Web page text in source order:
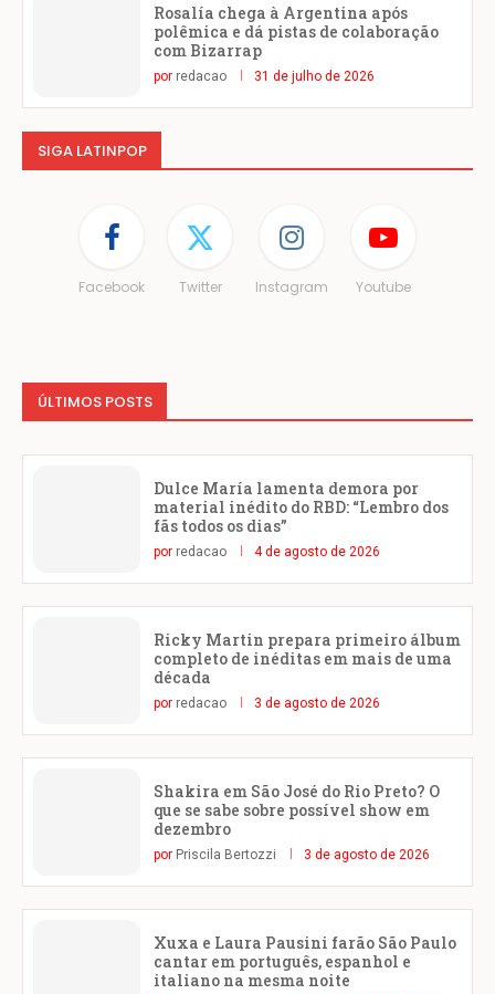
Rosalía chega à Argentina após
polêmica e dá pistas de colaboração
com Bizarrap
por redacao 31 de julho de 2026
SIGA LATINPOP
Facebook Twitter Instagram Youtube
ÚLTIMOS POSTS
Dulce María lamenta demora por
material inédito do RBD: “Lembro dos
fãs todos os dias”
por redacao 4 de agosto de 2026
Ricky Martin prepara primeiro álbum
completo de inéditas em mais de uma
década
por redacao 3 de agosto de 2026
Shakira em São José do Rio Preto? O
que se sabe sobre possível show em
dezembro
por Priscila Bertozzi 3 de agosto de 2026
Xuxa e Laura Pausini farão São Paulo
cantar em português, espanhol e
italiano na mesma noite